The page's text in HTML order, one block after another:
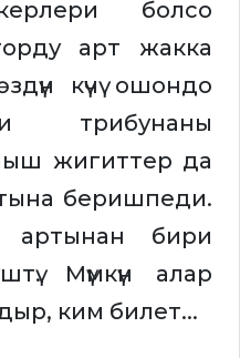
болсо
арт жакка
күчү ошондо
трибунаны
жигиттер да
беришпеди.
артынан бири
Мүмкүн алар
ким билет...